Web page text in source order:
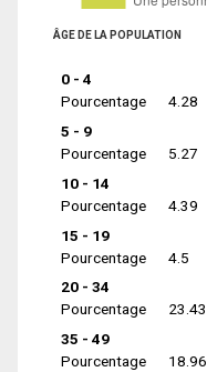
ÂGE DE LA POPULATION
0 - 4
Pourcentage
4.28
5 - 9
Pourcentage
5.27
10 - 14
Pourcentage
4.39
15 - 19
Pourcentage
4.5
20 - 34
Pourcentage
23.43
35 - 49
Pourcentage
18.96